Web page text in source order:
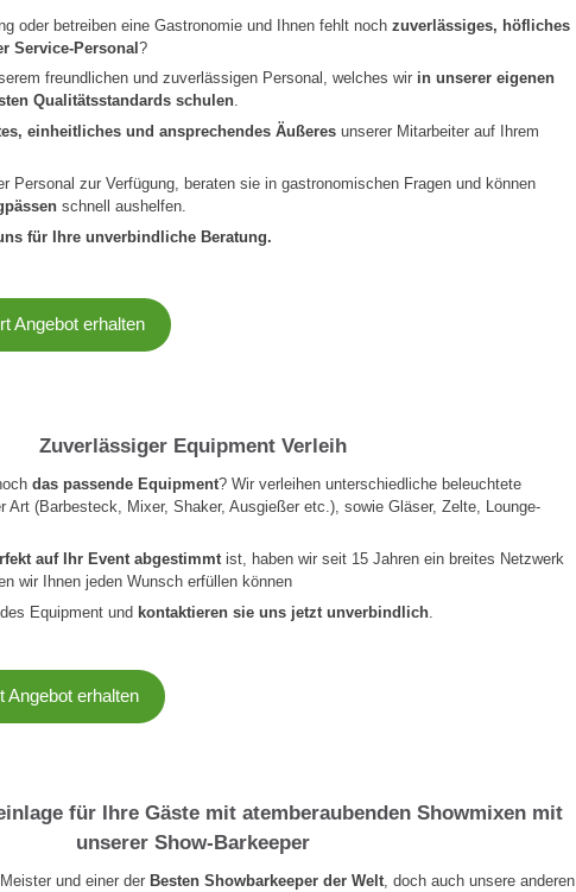
oder betreiben eine Gastronomie und Ihnen fehlt noch zuverlässiges, höfliches
Service-Personal ?
freundlichen und zuverlässigen Personal, welches wir in unserer eigenen
Qualitätsstandards schulen.
einheitliches und ansprechendes Äußeres unserer Mitarbeiter auf Ihrem
Personal zur Verfügung, beraten sie in gastronomischen Fragen und können
schnell aushelfen.
für Ihre unverbindliche Beratung.
Angebot erhalten
Zuverlässiger Equipment Verleih
das passende Equipment? Wir verleihen unterschiedliche beleuchtete
Art (Barbesteck, Mixer, Shaker, Ausgießer etc.), sowie Gläser, Zelte, Lounge-
auf Ihr Event abgestimmtist, haben wir seit 15 Jahren ein breites Netzwerk
wir Ihnen jeden Wunsch erfüllen können
Equipment und kontaktieren sie uns jetzt unverbindlich
Angebot erhalten
für Ihre Gäste mit atemberaubenden Showmixen mit
unserer Show-Barkeeper
und einer der Besten Showbarkeeper der Welt , doch auch unsere anderen